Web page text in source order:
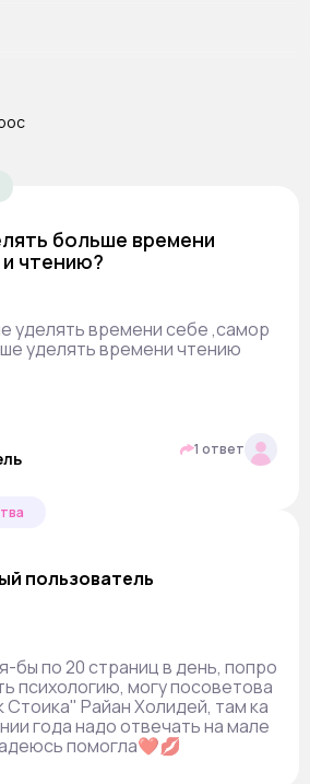
больше времени
чтению?
уделять времени себе ,самор
уделять времени чтению
1 ответ
пользователь
бы по 20 страниц в день, попро
психологию, могу посоветова
Стоика" Райан Холидей, там ка
года надо отвечать на мале
помогла❤️💋